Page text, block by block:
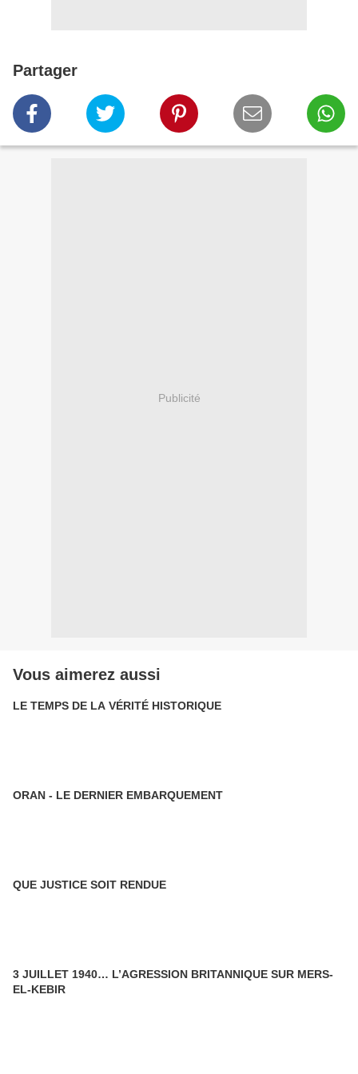
Partager
Publicité
Vous aimerez aussi
LE TEMPS DE LA VÉRITÉ HISTORIQUE
ORAN - LE DERNIER EMBARQUEMENT
QUE JUSTICE SOIT RENDUE
3 JUILLET 1940… L’AGRESSION BRITANNIQUE SUR MERS-
EL-KEBIR